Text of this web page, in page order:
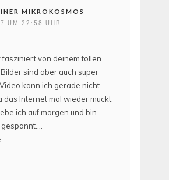
MIKROKOSMOS
UM 22:58 UHR
fasziniert von deinem tollen
sind aber auch super
kann ich gerade nicht
das Internet mal wieder muckt.
ich auf morgen und bin